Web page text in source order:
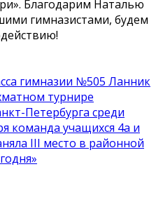
Благодарим Наталью
гимназистами, будем
гимназии №505 Ланник
турнире
Петербурга среди
команда учащихся 4а и
III место в районной